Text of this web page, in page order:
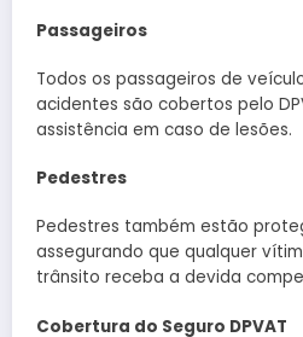
Passageiros
Todos os passageiros de
acidentes são cobertos pelo
assistência em caso de lesões.
Pedestres
Pedestres também estão
assegurando que qualquer
trânsito receba a devida
Cobertura do Seguro DPVAT